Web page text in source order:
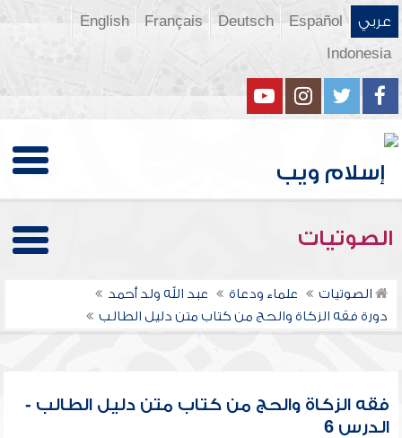
عربي Español
Deutsch
Français
English
Indonesia
الصوتيات
الصوتيات علماء ودعاة
عبد الله ولد أحمد
دورة فقه الزكاة والحج من كتاب متن دليل الطالب
فقه الزكاة والحج من كتاب متن دليل الطالب -
الدرس 6